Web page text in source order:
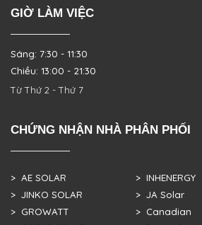
GIỜ LÀM VIỆC
Sáng: 7:30 - 11:30
Chiều: 13:00 - 21:30
Từ Thứ 2 - Thứ 7
CHỨNG NHẬN NHÀ PHÂN PHỐI
> AE SOLAR
> JINKO SOLAR
> GROWATT
> INHENERGY
> JA Solar
> Canadian